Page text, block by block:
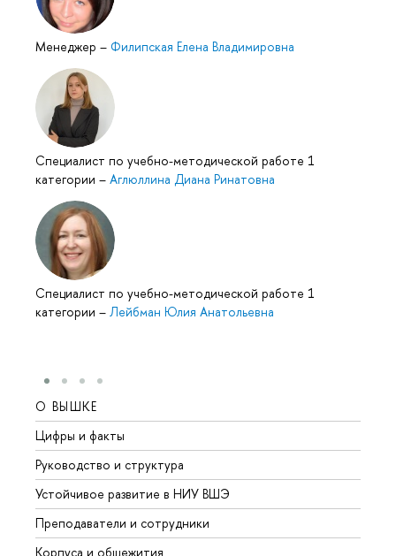
Менеджер – Филипская Елена Владимировна
Специалист по учебно-методической работе 1
категории – Аглюллина Диана Ринатовна
Специалист по учебно-методической работе 1
категории – Лейбман Юлия Анатольевна
О ВЫШКЕ
Цифры и факты
Руководство и структура
Устойчивое развитие в НИУ ВШЭ
Преподаватели и сотрудники
Корпуса и общежития